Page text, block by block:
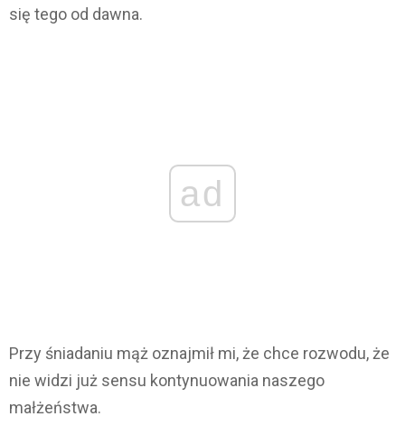
się tego od dawna.
ad
Przy śniadaniu mąż oznajmił mi, że chce rozwodu, że
nie widzi już sensu kontynuowania naszego
małżeństwa.